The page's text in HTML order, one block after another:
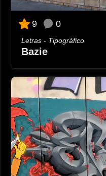
9 0
Letras - Tipográfico
Bazie